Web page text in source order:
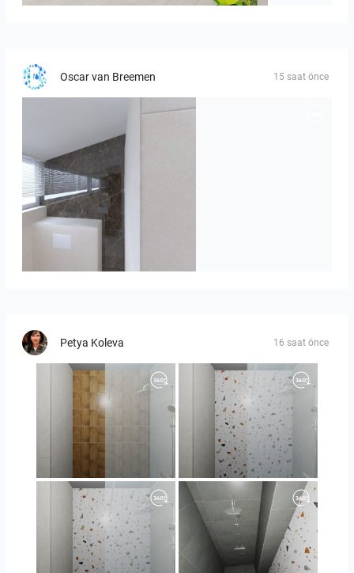
Oscar van Breemen 15 saat önce
Badkamerhuis
Petya Koleva 16 saat önce
Orlando_kanect_1-01 Orlando_kanect_3-01